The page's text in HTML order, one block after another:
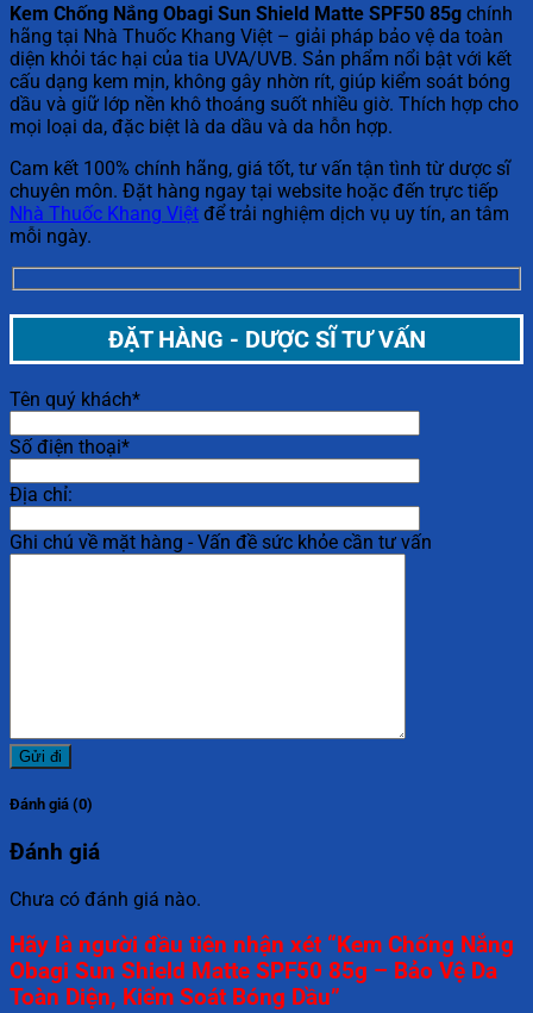
Kem Chống Nắng Obagi Sun Shield Matte SPF50 85g chính
hãng tại Nhà Thuốc Khang Việt – giải pháp bảo vệ da toàn
diện khỏi tác hại của tia UVA/UVB. Sản phẩm nổi bật với kết
cấu dạng kem mịn, không gây nhờn rít, giúp kiểm soát bóng
dầu và giữ lớp nền khô thoáng suốt nhiều giờ. Thích hợp cho
mọi loại da, đặc biệt là da dầu và da hỗn hợp.
Cam kết 100% chính hãng, giá tốt, tư vấn tận tình từ dược sĩ
chuyên môn. Đặt hàng ngay tại website hoặc đến trực tiếp
Nhà Thuốc Khang Việt để trải nghiệm dịch vụ uy tín, an tâm
mỗi ngày.
ĐẶT HÀNG - DƯỢC SĨ TƯ VẤN
Tên quý khách*
Số điện thoại*
Địa chỉ:
Ghi chú về mặt hàng - Vấn đề sức khỏe cần tư vấn
Đánh giá (0)
Đánh giá
Chưa có đánh giá nào.
Hãy là người đầu tiên nhận xét “Kem Chống Nắng
Obagi Sun Shield Matte SPF50 85g – Bảo Vệ Da
Toàn Diện, Kiểm Soát Bóng Dầu”